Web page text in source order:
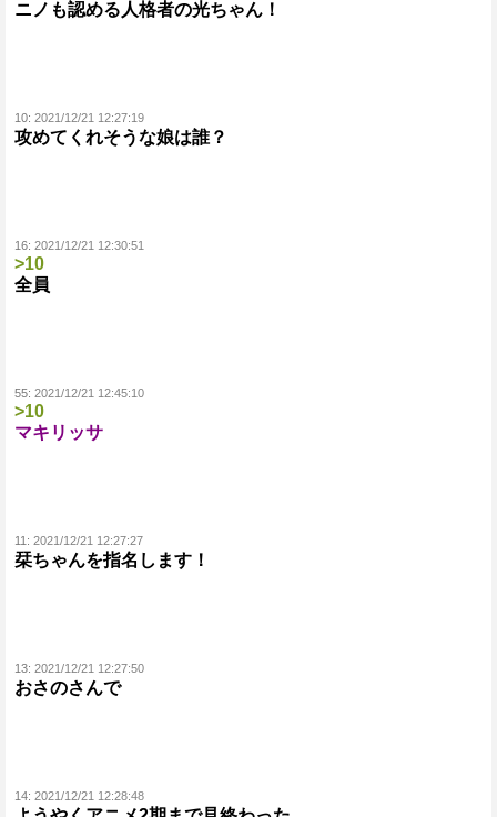
ニノも認める人格者の光ちゃん！
10: 2021/12/21 12:27:19
攻めてくれそうな娘は誰？
16: 2021/12/21 12:30:51
>10
全員
55: 2021/12/21 12:45:10
>10
マキリッサ
11: 2021/12/21 12:27:27
栞ちゃんを指名します！
13: 2021/12/21 12:27:50
おさのさんで
14: 2021/12/21 12:28:48